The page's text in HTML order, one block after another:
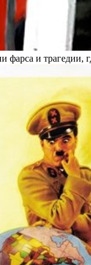
фарса и